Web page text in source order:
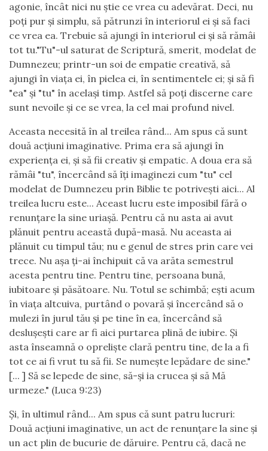
agonie, încât nici nu știe ce vrea cu adevărat. Deci, nu
poți pur și simplu, să pătrunzi în interiorul ei și să faci
ce vrea ea. Trebuie să ajungi în interiorul ei și să rămâi
tot tu."Tu"-ul saturat de Scriptură, smerit, modelat de
Dumnezeu; printr-un soi de empatie creativă, să
ajungi în viața ei, în pielea ei, în sentimentele ei; și să fi
"ea" și "tu" în același timp. Astfel să poți discerne care
sunt nevoile și ce se vrea, la cel mai profund nivel.
Aceasta necesită în al treilea rând... Am spus că sunt
două acțiuni imaginative. Prima era să ajungi în
experiența ei, și să fii creativ și empatic. A doua era să
rămâi "tu", încercând să îți imaginezi cum "tu" cel
modelat de Dumnezeu prin Biblie te potrivești aici... Al
treilea lucru este... Aceast lucru este imposibil fără o
renunțare la sine uriașă. Pentru că nu asta ai avut
plănuit pentru această după-masă. Nu aceasta ai
plănuit cu timpul tău; nu e genul de stres prin care vei
trece. Nu așa ți-ai închipuit că va arăta semestrul
acesta pentru tine. Pentru tine, persoana bună,
iubitoare și păsătoare. Nu. Totul se schimbă; ești acum
în viața altcuiva, purtând o povară și încercând să o
mulezi în jurul tău și pe tine în ea, încercând să
deslușești care ar fi aici purtarea plină de iubire. Și
asta înseamnă o opreliște clară pentru tine, de la a fi
tot ce ai fi vrut tu să fii. Se numește lepădare de sine."
[... ] Să se lepede de sine, să-și ia crucea și să Mă
urmeze." (Luca 9:23)
Și, în ultimul rând... Am spus că sunt patru lucruri:
Două acțiuni imaginative, un act de renunțare la sine și
un act plin de bucurie de dăruire. Pentru că, dacă ne